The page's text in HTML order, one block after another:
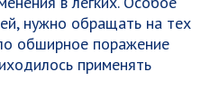
нужно обращать на тех
обширное поражение
применять